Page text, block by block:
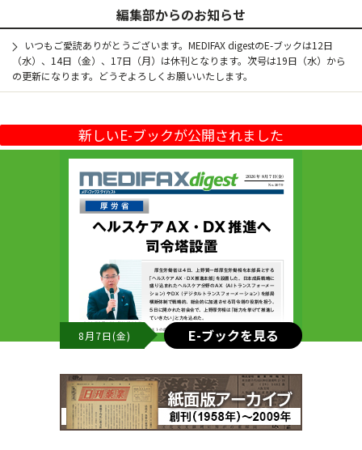
編集部からのお知らせ
いつもご愛読ありがとうございます。MEDIFAX digestのE-ブックは12日
（水）、14日（金）、17日（月）は休刊となります。次号は19日（水）から
の更新になります。どうぞよろしくお願いいたします。
新しいE-ブックが公開されました
8月7日(金) E-ブックを見る